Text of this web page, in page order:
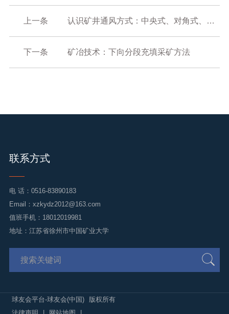
上一条 认识矿井通风方式：中央式、对角式、区域式和混合式
2025-02-26
下一条 矿冶技术：下向分段充填采矿方法
联系方式
电 话： 0516-83890183
Email： xzkydz2012@163.com
值班手机：18012019981
地址：江苏省徐州市中国矿业大学
球友会平台-球友会(中国)
版权所有